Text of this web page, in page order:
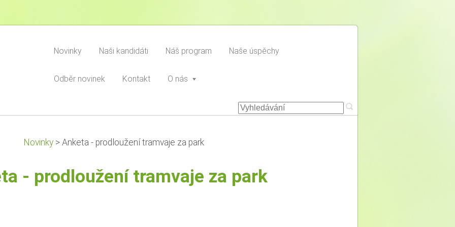
Novinky Naši kandidáti Náš program Naše úspěchy
Odběr novinek Kontakt O nás
Novinky > Anketa - prodloužení tramvaje za park
- prodloužení tramvaje za park